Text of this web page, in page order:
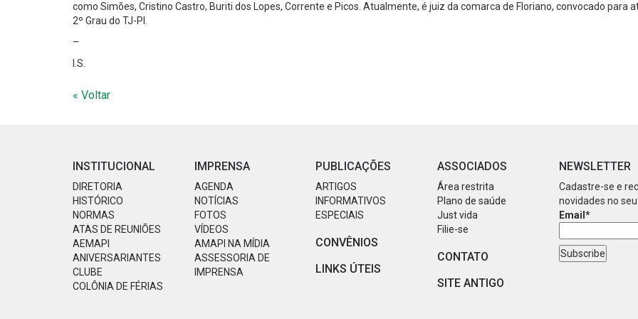
como Simões, Cristino Castro, Buriti dos Lopes, Corrente e Picos. Atualmente, é juiz da comarca de Floriano, convocado para
2º Grau do TJ-PI.
–
I.S.
« Voltar
INSTITUCIONAL
DIRETORIA
HISTÓRICO
NORMAS
ATAS DE REUNIÕES
AEMAPI
ANIVERSARIANTES
CLUBE
COLÔNIA DE FÉRIAS
IMPRENSA
AGENDA
NOTÍCIAS
FOTOS
VÍDEOS
AMAPI NA MÍDIA
ASSESSORIA DE
IMPRENSA
PUBLICAÇÕES
ARTIGOS
INFORMATIVOS
ESPECIAIS
CONVÊNIOS
LINKS ÚTEIS
ASSOCIADOS
Área restrita
Plano de saúde
Just vida
Filie-se
CONTATO
SITE ANTIGO
NEWSLETTER
Cadastre-se e
novidades no
Email*